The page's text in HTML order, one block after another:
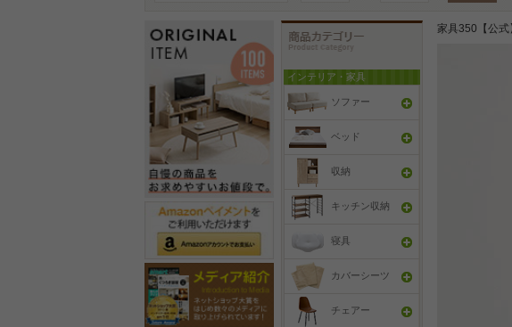
インテリア・家具
ソファー
ベッド
収納
キッチン収納
寝具
カバーシーツ
チェアー
家具350【公式